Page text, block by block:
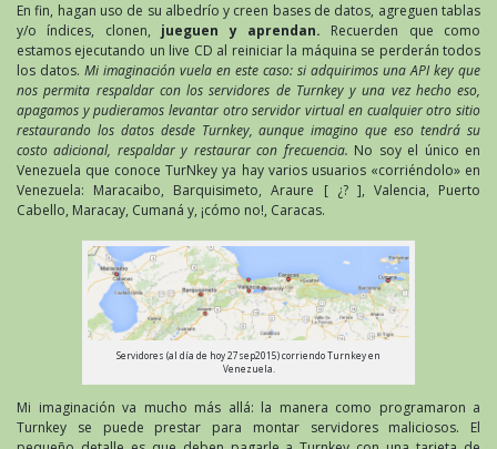
En fin, hagan uso de su albedrío y creen bases de datos, agreguen tablas
y/o índices, clonen, jueguen y aprendan. Recuerden que como
estamos ejecutando un live CD al reiniciar la máquina se perderán todos
los datos. Mi imaginación vuela en este caso: si adquirimos una API key que
nos permita respaldar con los servidores de Turnkey y una vez hecho eso,
apagamos y pudieramos levantar otro servidor virtual en cualquier otro sitio
restaurando los datos desde Turnkey, aunque imagino que eso tendrá su
costo adicional, respaldar y restaurar con frecuencia. No soy el único en
Venezuela que conoce TurNkey ya hay varios usuarios «corriéndolo» en
Venezuela: Maracaibo, Barquisimeto, Araure [ ¿? ], Valencia, Puerto
Cabello, Maracay, Cumaná y, ¡cómo no!, Caracas.
Servidores (al día de hoy 27sep2015) corriendo Turnkey en
Venezuela.
Mi imaginación va mucho más allá: la manera como programaron a
Turnkey se puede prestar para montar servidores maliciosos. El